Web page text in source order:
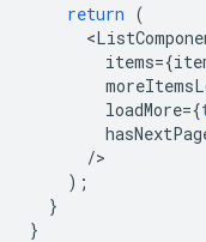
return (
<
items={
loadMore={
/
);
}
}